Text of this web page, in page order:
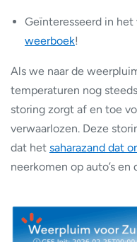
Geïnteresseerd in het
weerboek!
Als we naar de
temperaturen nog
storing zorgt af en toe
verwaarlozen. Deze
dat het saharazand dat
neerkomen op auto’s en